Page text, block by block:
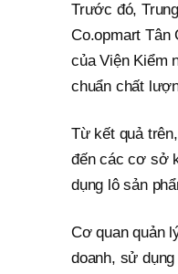
Trước đó,
Co.opmart Tân
của Viện Kiểm
chuẩn chất
Từ kết quả
đến các cơ sở
dụng lô sản
Cơ quan quản
doanh, sử